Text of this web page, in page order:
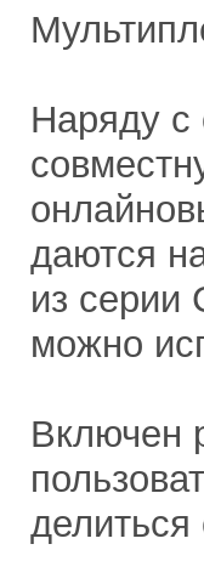
Наряду с
даются
из серии
можно
Включен
делиться